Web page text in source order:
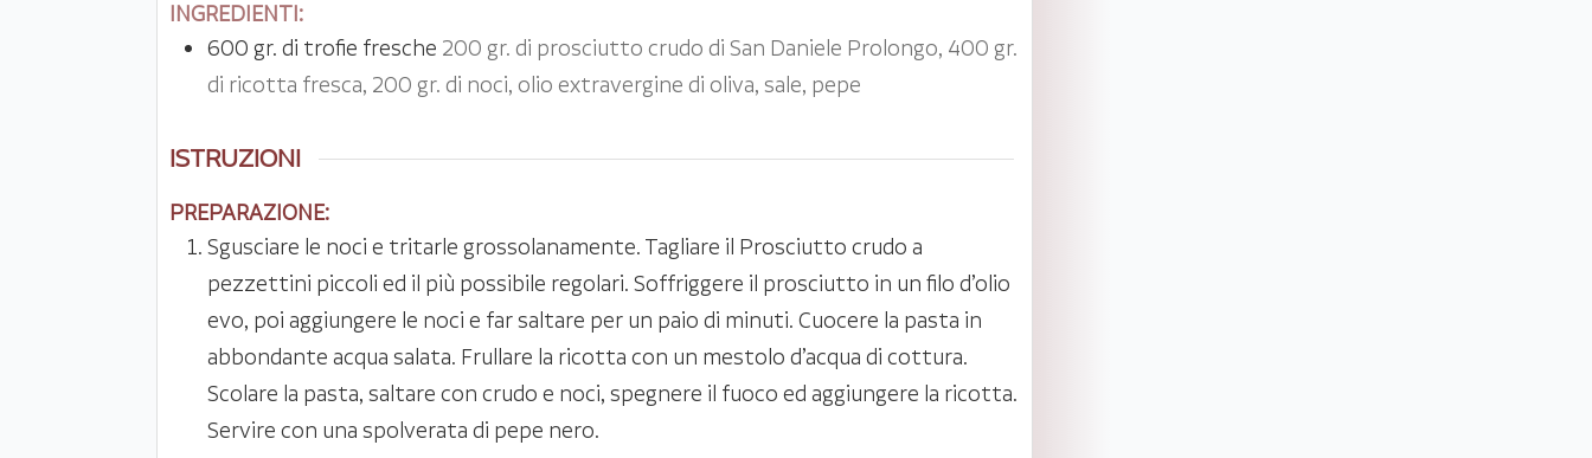
INGREDIENTI:
600gr.di trofie fresche 200 gr. di prosciutto crudo di San Daniele Prolongo, 400 gr.
di ricotta fresca, 200 gr. di noci, olio extravergine di oliva, sale, pepe
ISTRUZIONI
PREPARAZIONE:
Sgusciare le noci e tritarle grossolanamente. Tagliare il Prosciutto crudo a
pezzettini piccoli ed il più possibile regolari. Soffriggere il prosciutto in un filo d’olio
evo, poi aggiungere le noci e far saltare per un paio di minuti. Cuocere la pasta in
abbondante acqua salata. Frullare la ricotta con un mestolo d’acqua di cottura.
Scolare la pasta, saltare con crudo e noci, spegnere il fuoco ed aggiungere la ricotta.
Servire con una spolverata di pepe nero.